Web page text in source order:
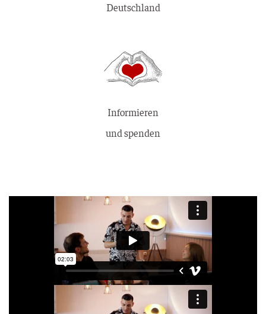
Deutschland
Informieren
und spenden